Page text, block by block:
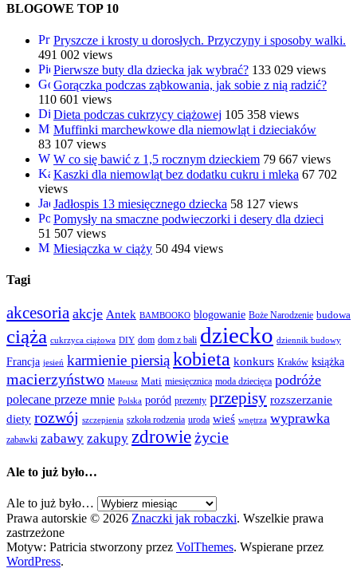
BLOGOWE TOP 10
Pryszcze i krosty u dorosłych. Przyczyny i sposoby walki.
491 002 views
Pierwsze buty dla dziecka jak wybrać? 133 029 views
Gorączka podczas ząbkowania, jak sobie z nią radzić?
110 601 views
Dieta podczas cukrzycy ciążowej 105 358 views
Muffinki marchewkowe dla niemowląt i dzieciaków
83 107 views
W co się bawić z 1,5 rocznym dzieckiem 79 667 views
Kaszki dla niemowląt bez dodatku cukru i mleka 67 702
views
Jadłospis 13 miesięcznego dziecka 58 127 views
Pomysły na smaczne podwieczorki i desery dla dzieci
51 507 views
Miesiączka w ciąży 50 494 views
Tagi
akcesoria akcje Antek BAMBOOKO blogowanie Boże Narodzenie budowa
ciąża cukrzyca ciążowa DIY dom dom z bali dziecko dziennik budowy
Francja jesień karmienie piersiąkobieta konkurs Kraków książka
macierzyństwo Mateusz Mati miesięcznica moda dziecięca podróże
polecane przeze mnie Polska poród prezenty przepisy rozszerzanie
diety rozwój szczepienia szkoła rodzenia uroda wieś wnętrza wyprawka
zabawki zabawy zakupy zdrowieżycie
Ale to już było…
Ale to już było…
Prawa autorskie © 2026 Znaczki jak robaczki. Wszelkie prawa
zastrzeżone
Motyw: Patricia stworzony przez VolThemes. Wspierane przez
WordPress.